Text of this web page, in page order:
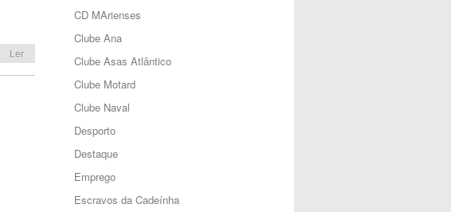
Ler
CD MArienses
Clube Ana
Clube Asas Atlântico
Clube Motard
Clube Naval
Desporto
Destaque
Emprego
Escravos da Cadeínha